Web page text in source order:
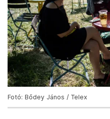
Fotó: Bődey János / Telex